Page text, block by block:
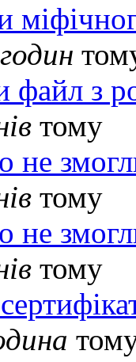
файл з
тому
не
тому
не
тому